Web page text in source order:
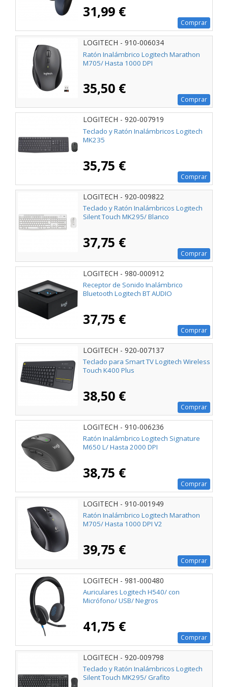
31,99 €
Comprar
LOGITECH - 910-006034
Ratón Inalámbrico Logitech Marathon
M705/ Hasta 1000 DPI
35,50 €
Comprar
LOGITECH - 920-007919
Teclado y Ratón Inalámbricos Logitech
MK235
35,75 €
Comprar
LOGITECH - 920-009822
Teclado y Ratón Inalámbricos Logitech
Silent Touch MK295/ Blanco
37,75 €
Comprar
LOGITECH - 980-000912
Receptor de Sonido Inalámbrico
Bluetooth Logitech BT AUDIO
37,75 €
Comprar
LOGITECH - 920-007137
Teclado para Smart TV Logitech Wireless
Touch K400 Plus
38,50 €
Comprar
LOGITECH - 910-006236
Ratón Inalámbrico Logitech Signature
M650 L/ Hasta 2000 DPI
38,75 €
Comprar
LOGITECH - 910-001949
Ratón Inalámbrico Logitech Marathon
M705/ Hasta 1000 DPI V2
39,75 €
Comprar
LOGITECH - 981-000480
Auriculares Logitech H540/ con
Micrófono/ USB/ Negros
41,75 €
Comprar
LOGITECH - 920-009798
Teclado y Ratón Inalámbricos Logitech
Silent Touch MK295/ Grafito